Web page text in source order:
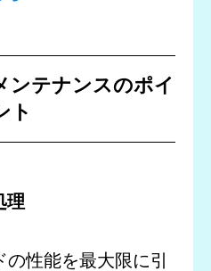
ンテナンスのポイ
ト
理
性能を最大限に引